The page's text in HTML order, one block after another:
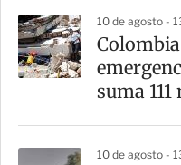
a
r
t
10 de agosto -
suma
10 de agosto -